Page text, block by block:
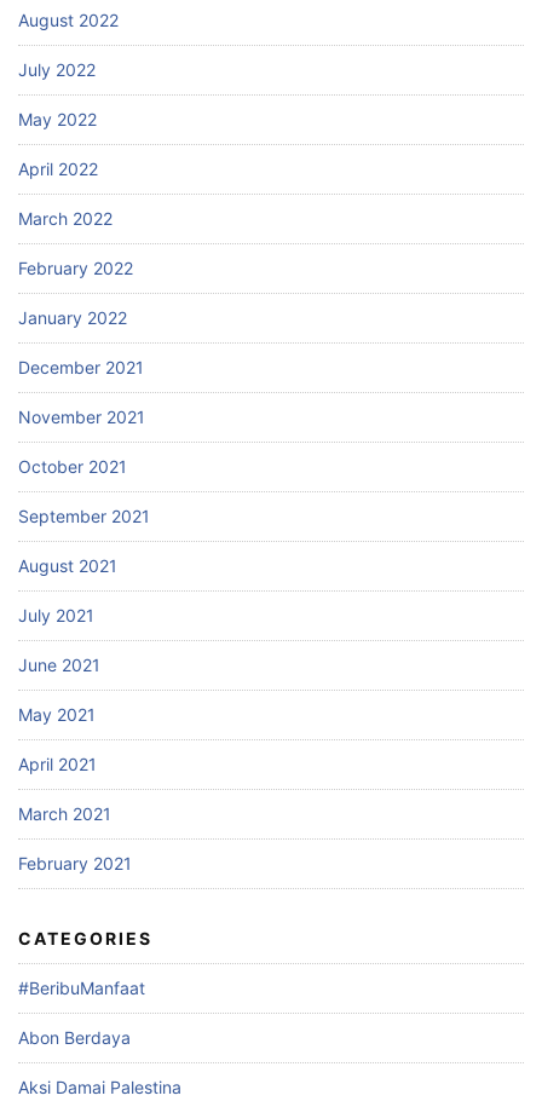
August 2022
July 2022
May 2022
April 2022
March 2022
February 2022
January 2022
December 2021
November 2021
October 2021
September 2021
August 2021
July 2021
June 2021
May 2021
April 2021
March 2021
February 2021
CATEGORIES
#BeribuManfaat
Abon Berdaya
Aksi Damai Palestina